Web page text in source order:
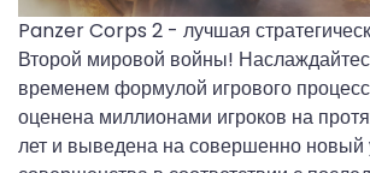
Panzer Corps 2 - лучшая
Второй мировой войны!
временем формулой игрового
оценена миллионами игроков на
лет и выведена на совершенно новый